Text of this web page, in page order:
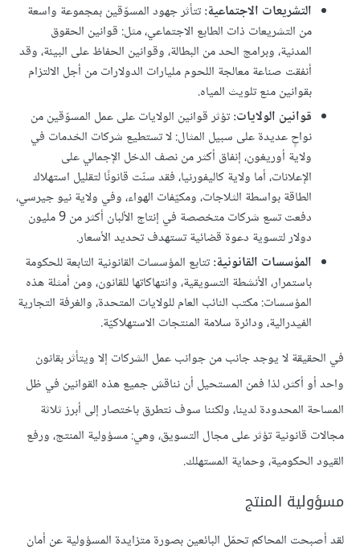
التشريعات الاجتماعية:تتأثر جهود المسوّقين بمجموعة واسعة
من التشريعات ذات الطابع الاجتماعي، مثل: قوانين الحقوق
المدنية، وبرامج الحد من البطالة، وقوانين الحفاظ على البيئة، وقد
أنفقت صناعة معالجة اللحوم مليارات الدولارات من أجل الالتزام
بقوانين منع تلويث المياه.
قوانين الولايات:تؤثر قوانين الولايات على عمل المسوّقين من
نواحٍ عديدة على سبيل المثال: لا تستطيع شركات الخدمات في
ولاية أوريغون، إنفاق أكثر من نصف الدخل الإجمالي على
الإعلانات، أما ولاية كاليفورنيا، فقد سنّت قانونًا لتقليل استهلاك
الطاقة بواسطة الثلاجات، ومكيّفات الهواء، وفي ولاية نيو جيرسي،
دفعت تسع شركات متخصصة في إنتاج الألبان أكثر من 9 مليون
دولار لتسوية دعوة قضائية تستهدف تحديد الأسعار.
المؤسسات القانونية:تتابع المؤسسات القانونية التابعة للحكومة
باستمرار، الأنشطة التسويقية، وانتهاكاتها للقانون، ومن أمثلة هذه
المؤسسات: مكتب النائب العام للولايات المتحدة، والغرفة التجارية
الفيدرالية، ودائرة سلامة المنتجات الاستهلاكيّة.
في الحقيقة لا يوجد جانب من جوانب عمل الشركات إلا ويتأثر بقانون
واحد أو أكثر، لذا فمن المستحيل أن نناقش جميع هذه القوانين في ظل
المساحة المحدودة لدينا، ولكننا سوف نتطرق باختصار إلى أبرز ثلاثة
مجالات قانونية تؤثر على مجال التسويق، وهي: مسؤولية المنتج، ورفع
القيود الحكومية، وحماية المستهلك.
مسؤولية المنتج
لقد أصبحت المحاكم تحمّل البائعين بصورة متزايدة المسؤولية عن أمان